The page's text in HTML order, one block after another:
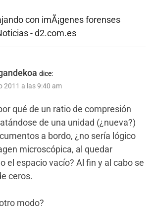
con imÃ¡genes forenses
- d2.com.es
dice:
2011 a las 9:40 am
qué de un ratio de compresión
de una unidad (¿nueva?)
a bordo, ¿no sería lógico
microscópica, al quedar
el espacio vacío? Al fin y al cabo se
ceros.
modo?